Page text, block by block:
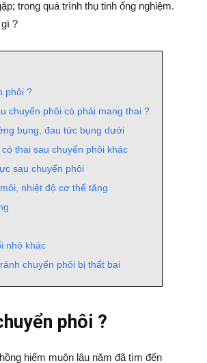
trong quá trình thụ tinh ống nghiệm.
?
phôi ?
chuyển phôi có phải mang thai ?
bụng, đau tức bụng dưới
thai sau chuyển phôi khác
sau chuyển phôi
nhiệt độ cơ thể tăng
nhỏ khác
chuyển phôi bị thất bại
phôi ?
hiếm muộn lâu năm đã tìm đến